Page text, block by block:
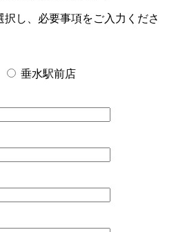
し、必要事項をご入力くださ
垂水駅前店